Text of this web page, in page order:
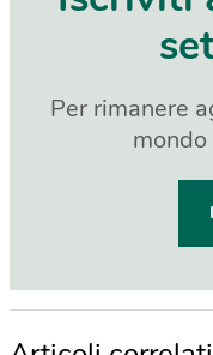
Per rimanere